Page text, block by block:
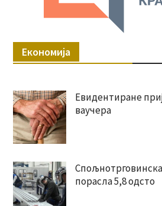
Економија
Евидентиране
ваучера
порасла 5,8 одсто